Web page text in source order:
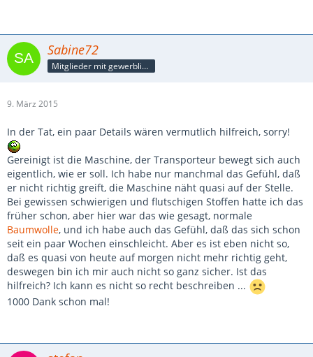
Sabine72
Mitglieder mit gewerblicher Verbindung, auch als Mitarbeiter/in
9. März 2015
In der Tat, ein paar Details wären vermutlich hilfreich, sorry!
Gereinigt ist die Maschine, der Transporteur bewegt sich auch
eigentlich, wie er soll. Ich habe nur manchmal das Gefühl, daß
er nicht richtig greift, die Maschine näht quasi auf der Stelle.
Bei gewissen schwierigen und flutschigen Stoffen hatte ich das
früher schon, aber hier war das wie gesagt, normale
Baumwolle, und ich habe auch das Gefühl, daß das sich schon
seit ein paar Wochen einschleicht. Aber es ist eben nicht so,
daß es quasi von heute auf morgen nicht mehr richtig geht,
deswegen bin ich mir auch nicht so ganz sicher. Ist das
hilfreich? Ich kann es nicht so recht beschreiben ...
1000 Dank schon mal!